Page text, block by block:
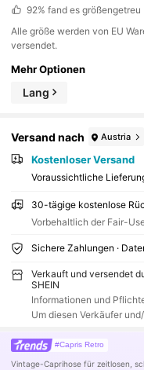
92% fand es größengetreu
Alle größe werden von EU
versendet.
Mehr Optionen
Lang
Versand nach Austria
Kostenloser Versand
Voraussichtliche
30-tägige kostenlose
Vorbehaltlich der Fair-
Sichere Zahlungen ·
Verkauft und versendet
SHEIN
Informationen und
Um diesen Verkäufer
#Capris Retro
Vintage-Caprihose für zeitlosen,